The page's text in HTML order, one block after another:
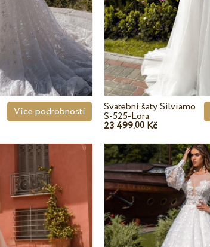
Více podrobností Svatební šaty Silviamo
S-525-Lora
23 499.00 Kč